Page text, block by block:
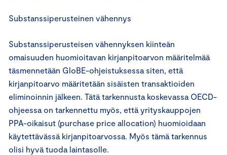
Substanssiperusteinen vähennys
Substanssiperusteisen vähennyksen kiinteän
omaisuuden huomioitavan kirjanpitoarvon määritelmää
täsmennetään GloBE-ohjeistuksessa siten, että
kirjanpitoarvo määritetään sisäisten transaktioiden
eliminoinnin jälkeen. Tätä tarkennusta koskevassa OECD-
ohjeessa on tarkennettu myös, että yrityskauppojen
PPA-oikaisut (purchase price allocation) huomioidaan
käytettävässä kirjanpitoarvossa. Myös tämä tarkennus
olisi hyvä tuoda laintasolle.